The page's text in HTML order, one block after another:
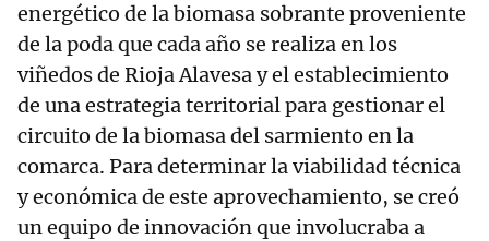
energético de la biomasa sobrante proveniente
de la poda que cada año se realiza en los
viñedos de Rioja Alavesa y el establecimiento
de una estrategia territorial para gestionar el
circuito de la biomasa del sarmiento en la
comarca. Para determinar la viabilidad técnica
y económica de este aprovechamiento, se creó
un equipo de innovación que involucraba a